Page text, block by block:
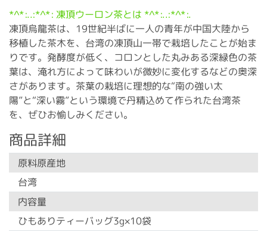
*^*:..:*^*: 凍頂ウーロン茶とは *^*:..:*^*:.
凍頂烏龍茶は、19世紀半ばに一人の青年が中国大陸から
移植した茶木を、台湾の凍頂山一帯で栽培したことが始ま
りです。発酵度が低く、コロンとした丸みある深緑色の茶
葉は、淹れ方によって味わいが微妙に変化するなどの奥深
さがあります。茶葉の栽培に理想的な“南の強い太
陽”と“深い霧”という環境で丹精込めて作られた台湾茶
を、ぜひお愉しみください。
商品詳細
原料原産地
台湾
内容量
ひもありティーバッグ3g×10袋